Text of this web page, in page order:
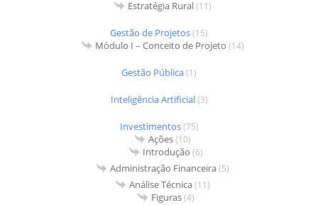
Estratégia Rural(11)
Gestão de Projetos(15)
Módulo I – Conceito de Projeto (14)
Gestão Pública(1)
Inteligência Artificial(3)
Investimentos(75)
Ações(10)
Introdução (6)
Administração Financeira(5)
Análise Técnica(11)
Figuras(4)